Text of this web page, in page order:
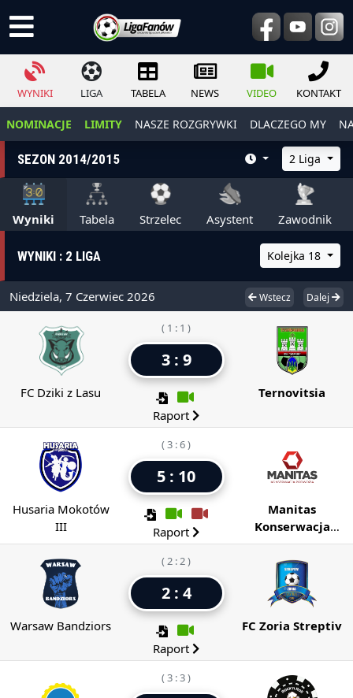
WYNIKI LIGA TABELA NEWS VIDEO KONTAKT
NOMINACJE LIMITY NASZE ROZGRYWKI DLACZEGO MY
SEZON 2014/2015 2 Liga
Wyniki Tabela Strzelec Asystent Zawodnik
WYNIKI : 2 LIGA Kolejka 18
Niedziela, 7 Czerwiec 2026 Wstecz Dalej
FC Dziki z Lasu
( 1 : 1 )
3 : 9
Raport
Ternovitsia
Husaria Mokotów
III
( 3 : 6 )
5 : 10
Raport
Manitas
Konserwacja
Podwozia
Warsaw Bandziors
( 2 : 2 )
2 : 4
Raport
FC Zoria Streptiv
( 3 : 3 )